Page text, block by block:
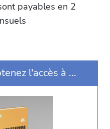
payables en 2
l'accès à ...